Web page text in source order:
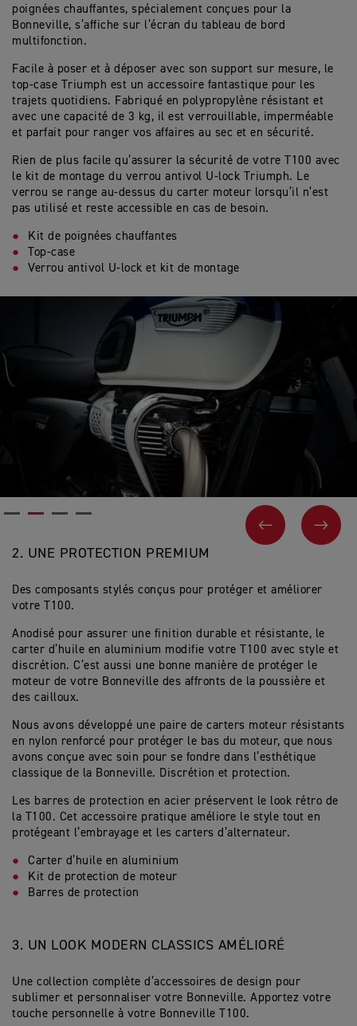
poignées chauffantes, spécialement conçues pour la
Bonneville, s’affiche sur l’écran du tableau de bord
multifonction.
Facile à poser et à déposer avec son support sur mesure, le
top-case Triumph est un accessoire fantastique pour les
trajets quotidiens. Fabriqué en polypropylène résistant et
avec une capacité de 3 kg, il est verrouillable, imperméable
et parfait pour ranger vos affaires au sec et en sécurité.
Rien de plus facile qu’assurer la sécurité de votre T100 avec
le kit de montage du verrou antivol U-lock Triumph. Le
verrou se range au-dessus du carter moteur lorsqu’il n’est
pas utilisé et reste accessible en cas de besoin.
Kit de poignées chauffantes
Top-case
Verrou antivol U-lock et kit de montage
PAGE
2. UNE PROTECTION PREMIUM
Des composants stylés conçus pour protéger et améliorer
votre T100.
Anodisé pour assurer une finition durable et résistante, le
carter d’huile en aluminium modifie votre T100 avec style et
discrétion. C’est aussi une bonne manière de protéger le
moteur de votre Bonneville des affronts de la poussière et
des cailloux.
Nous avons développé une paire de carters moteur résistants
en nylon renforcé pour protéger le bas du moteur, que nous
avons conçue avec soin pour se fondre dans l’esthétique
classique de la Bonneville. Discrétion et protection.
Les barres de protection en acier préservent le look rétro de
la T100. Cet accessoire pratique améliore le style tout en
protégeant l’embrayage et les carters d’alternateur.
Carter d’huile en aluminium
Kit de protection de moteur
Barres de protection
3. UN LOOK MODERN CLASSICS AMÉLIORÉ
Une collection complète d’accessoires de design pour
sublimer et personnaliser votre Bonneville. Apportez votre
touche personnelle à votre Bonneville T100.